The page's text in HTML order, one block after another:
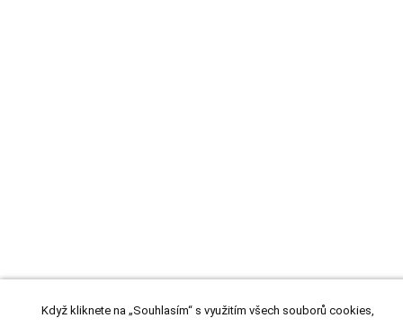
Když kliknete na „Souhlasím“ s využitím všech souborů cookies,